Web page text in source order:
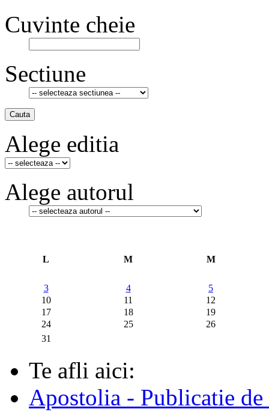
Cuvinte cheie
Sectiune
Cauta
Alege editia
Alege autorul
L M M
3 4
5
10
11
12
17
18
19
24
25
26
31
Te afli aici:
Apostolia - Publicatie